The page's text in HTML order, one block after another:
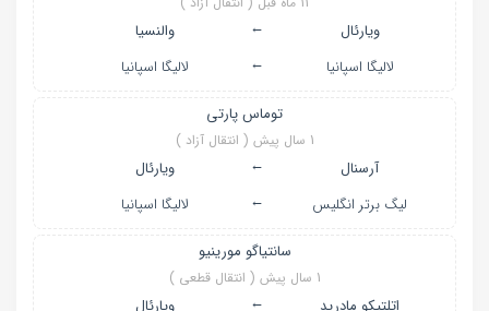
ویارئال ←
والنسیا
لالیگا اسپانیا
← لالیگا اسپانیا
توماس پارتی
1 سال پیش ( انتقال آزاد )
آرسنال ←
ویارئال
لیگ برتر انگلیس
← لالیگا اسپانیا
سانتیاگو مورینیو
1 سال پیش ( انتقال قطعی )
اتلتیکو مادرید ←
ویارئال